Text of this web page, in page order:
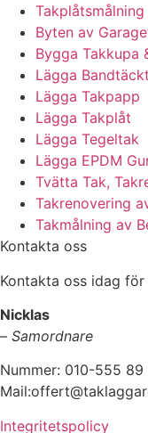
Takplåtsmålning
Byten av
Bygga Takkupa
Lägga
Lägga Takpapp
Lägga Takplåt
Lägga Tegeltak
Lägga EPDM
Tvätta Tak,
Takrenovering
Takmålning av
Kontakta oss
Kontakta oss idag
Nicklas
– Samordnare
Nummer: 010-555 89
Integritetspolicy